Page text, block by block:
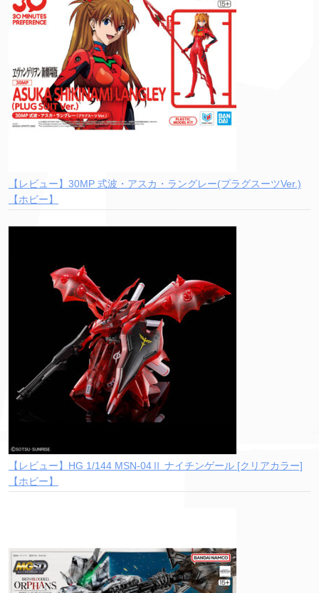
【レビュー】30MP 式波・アスカ・ラングレー(プラグスーツVer.)
【ホビー】
【レビュー】HG 1/144 MSN-04Ⅱ ナイチンゲール [クリアカラー]
【ホビー】